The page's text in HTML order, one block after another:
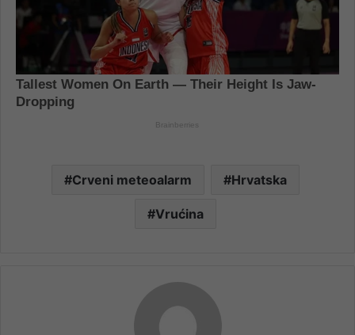
Crveni meteoalarm Hrvatska
Vrućina